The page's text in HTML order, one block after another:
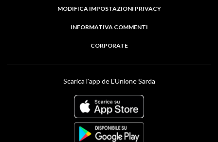
MODIFICA IMPOSTAZIONI PRIVACY
INFORMATIVA COMMENTI
CORPORATE
Scarica l'app de L'Unione Sarda